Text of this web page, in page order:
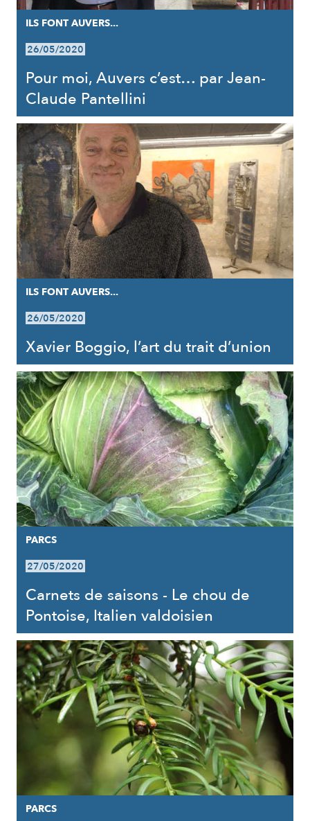
ILS FONT AUVERS...
26/05/2020
Pour moi, Auvers c’est… par Jean-
Claude Pantellini
ILS FONT AUVERS...
26/05/2020
Xavier Boggio, l’art du trait d’union
PARCS
27/05/2020
Carnets de saisons - Le chou de
Pontoise, Italien valdoisien
PARCS